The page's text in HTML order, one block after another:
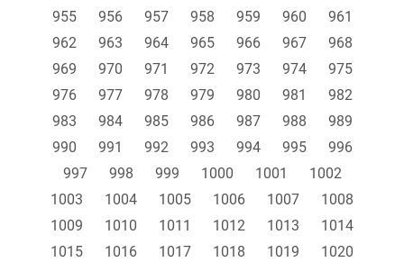
955
956 957 958 959 960
961
962
963 964 965 966 967
968
969
970 971 972 973 974
975
976
977 978 979 980 981
982
983
984 985 986 987 988
989
990
991 992 993 994 995
996
997
998 999 1000 1001
1002
1003
1004 1005 1006 1007
1008
1009
1010 1011 1012 1013
1014
1015
1016 1017 1018 1019
1020